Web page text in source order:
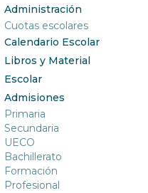
Administración
Cuotas escolares
Calendario Escolar
Libros y Material
Escolar
Admisiones
Primaria
Secundaria
UECO
Bachillerato
Formación
Profesional